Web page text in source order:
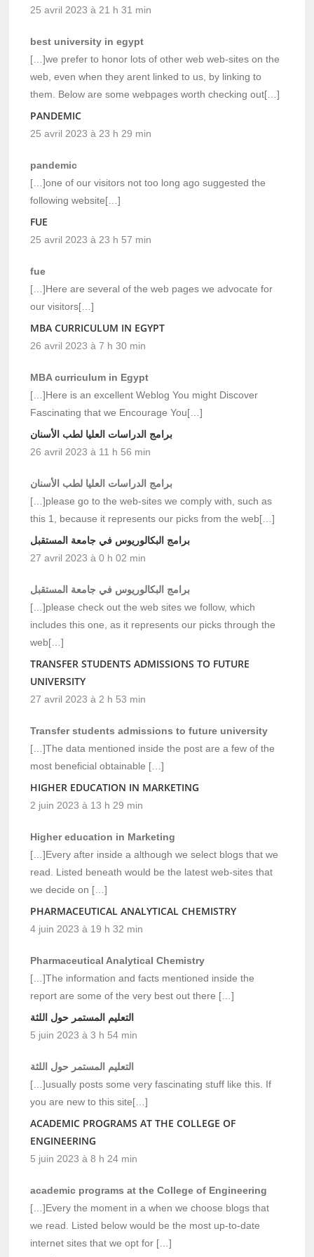
25 avril 2023 à 21 h 31 min
best university in egypt
[…]we prefer to honor lots of other web web-sites on the
web, even when they arent linked to us, by linking to
them. Below are some webpages worth checking out[…]
PANDEMIC
25 avril 2023 à 23 h 29 min
pandemic
[…]one of our visitors not too long ago suggested the
following website[…]
FUE
25 avril 2023 à 23 h 57 min
fue
[…]Here are several of the web pages we advocate for
our visitors[…]
MBA CURRICULUM IN EGYPT
26 avril 2023 à 7 h 30 min
MBA curriculum in Egypt
[…]Here is an excellent Weblog You might Discover
Fascinating that we Encourage You[…]
برامج الدراسات العليا لطب الأسنان
26 avril 2023 à 11 h 56 min
برامج الدراسات العليا لطب الأسنان
[…]please go to the web-sites we comply with, such as
this 1, because it represents our picks from the web[…]
برامج البكالوريوس في جامعة المستقبل
27 avril 2023 à 0 h 02 min
برامج البكالوريوس في جامعة المستقبل
[…]please check out the web sites we follow, which
includes this one, as it represents our picks through the
web[…]
TRANSFER STUDENTS ADMISSIONS TO FUTURE
UNIVERSITY
27 avril 2023 à 2 h 53 min
Transfer students admissions to future university
[…]The data mentioned inside the post are a few of the
most beneficial obtainable […]
HIGHER EDUCATION IN MARKETING
2 juin 2023 à 13 h 29 min
Higher education in Marketing
[…]Every after inside a although we select blogs that we
read. Listed beneath would be the latest web-sites that
we decide on […]
PHARMACEUTICAL ANALYTICAL CHEMISTRY
4 juin 2023 à 19 h 32 min
Pharmaceutical Analytical Chemistry
[…]The information and facts mentioned inside the
report are some of the very best out there […]
التعليم المستمر حول اللثة
5 juin 2023 à 3 h 54 min
التعليم المستمر حول اللثة
[…]usually posts some very fascinating stuff like this. If
you are new to this site[…]
ACADEMIC PROGRAMS AT THE COLLEGE OF
ENGINEERING
5 juin 2023 à 8 h 24 min
academic programs at the College of Engineering
[…]Every the moment in a when we choose blogs that
we read. Listed below would be the most up-to-date
internet sites that we opt for […]